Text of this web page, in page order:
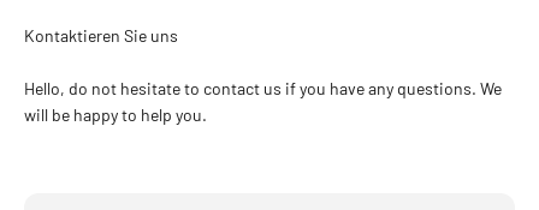
Kontaktieren Sie uns
Hello, do not hesitate to contact us if you have any questions. We
will be happy to help you.